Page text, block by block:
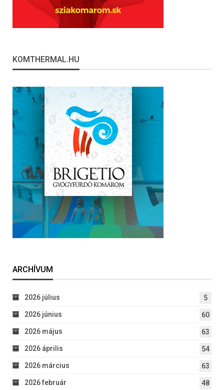
KOMTHERMAL.HU
ARCHÍVUM
2026 július 5
2026 június 60
2026 május 63
2026 április 54
2026 március 63
2026 február 48